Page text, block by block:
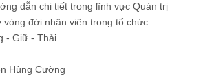
dẫn chi tiết trong lĩnh vực Quản trị
vòng đời nhân viên trong tổ chức:
- Giữ - Thải.
Hùng Cường